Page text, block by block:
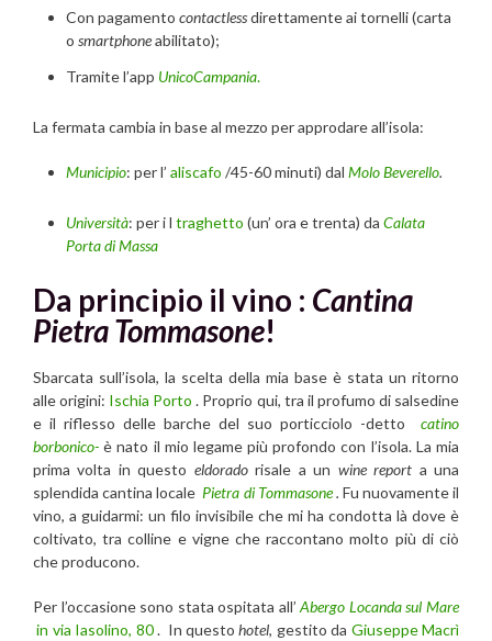
Con pagamento contactlessdirettamente ai tornelli (carta
o smartphoneabilitato);
Tramite l’app UnicoCampania.
La fermata cambia in base al mezzo per approdare all’isola:
Municipio: per l’ aliscafo /45-60 minuti) dal Molo Beverello.
Università: per i l traghetto (un’ ora e trenta) da Calata
Porta di Massa
Da principio il vino : Cantina
Pietra Tommasone!
Sbarcata sull’isola, la scelta della mia base è stata un ritorno
alle origini: Ischia Porto . Proprio qui, tra il profumo di salsedine
e il riflesso delle barche del suo porticciolo -detto catino
borbonico- è nato il mio legame più profondo con l’isola. La mia
prima volta in questo eldoradorisale a un wine report a una
splendida cantina locale Pietra di Tommasone. Fu nuovamente il
vino, a guidarmi: un filo invisibile che mi ha condotta là dove è
coltivato, tra colline e vigne che raccontano molto più di ciò
che producono.
Per l’occasione sono stata ospitata all’Abergo Locanda sul Mare
in via Iasolino, 80. In questohotel, gestito da Giuseppe Macrì